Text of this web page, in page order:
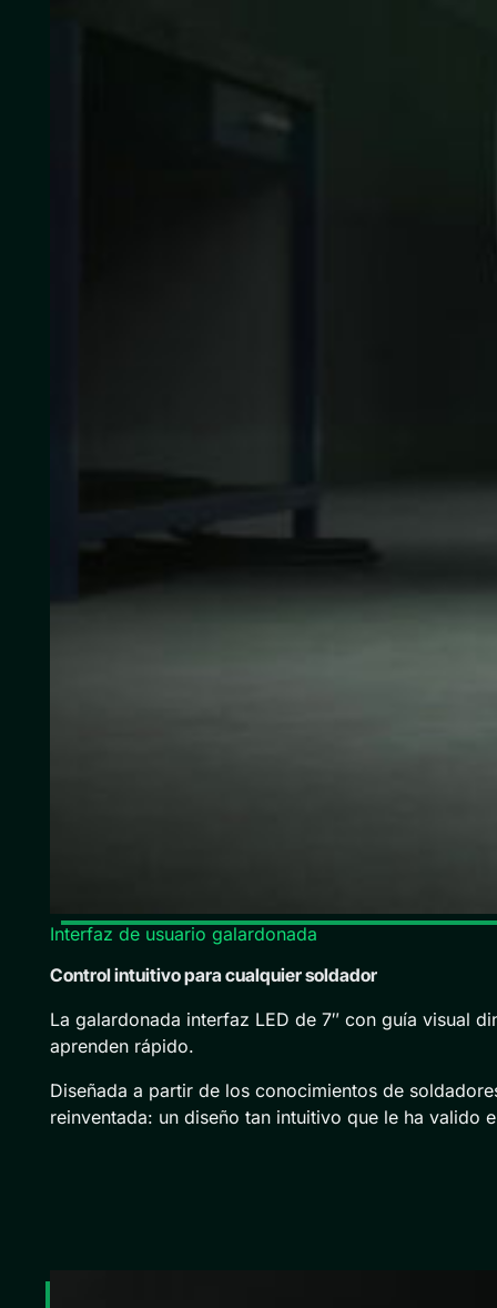
Interfaz de usuario galardonada
Control intuitivo para cualquier soldador
La galardonada interfaz LED de 7″ con guía visual
aprenden rápido.
Diseñada a partir de los conocimientos de
reinventada: un diseño tan intuitivo que le ha